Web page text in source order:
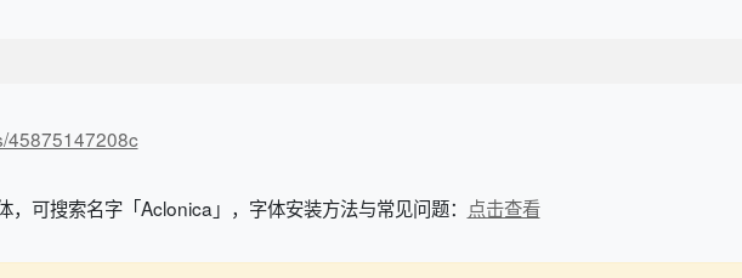
45875147208c
可搜索名字「Aclonica」，字体安装方法与常见问题： 点击查看